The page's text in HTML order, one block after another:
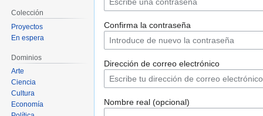
Confirma la contraseña
Dirección de correo electrónico
Nombre real (opcional)
Colección
Proyectos
En espera
Dominios
Arte
Ciencia
Cultura
Economía